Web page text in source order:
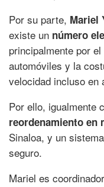
Por su parte, Mariel
existe un número
principalmente por
automóviles y la
velocidad incluso en
Por ello, igualmente
reordenamiento en
Sinaloa, y un
seguro.
Mariel es